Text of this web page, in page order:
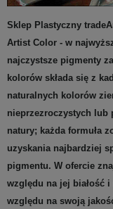
Sklep Plastyczny
Artist Color - w
najczystsze pigmenty
kolorów składa się z
naturalnych kolorów
nieprzezroczystych lub
natury; każda formuła
uzyskania najbardziej
pigmentu. W ofercie
względu na jej białość
względu na swoją